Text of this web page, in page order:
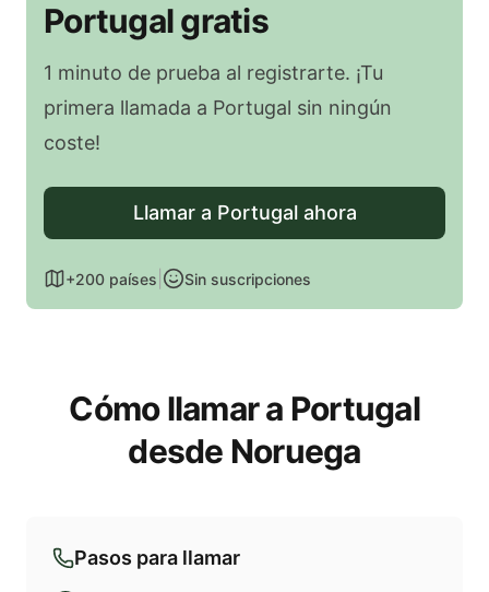
Portugal gratis
1 minuto de prueba al registrarte. ¡Tu
primera llamada a Portugal sin ningún
coste!
Llamar a Portugal ahora
+200 países Sin suscripciones
Cómo llamar a Portugal
desde Noruega
Pasos para llamar